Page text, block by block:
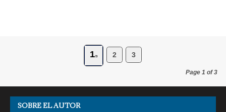
1/3 2 3
Page 1 of 3
SOBRE EL AUTOR